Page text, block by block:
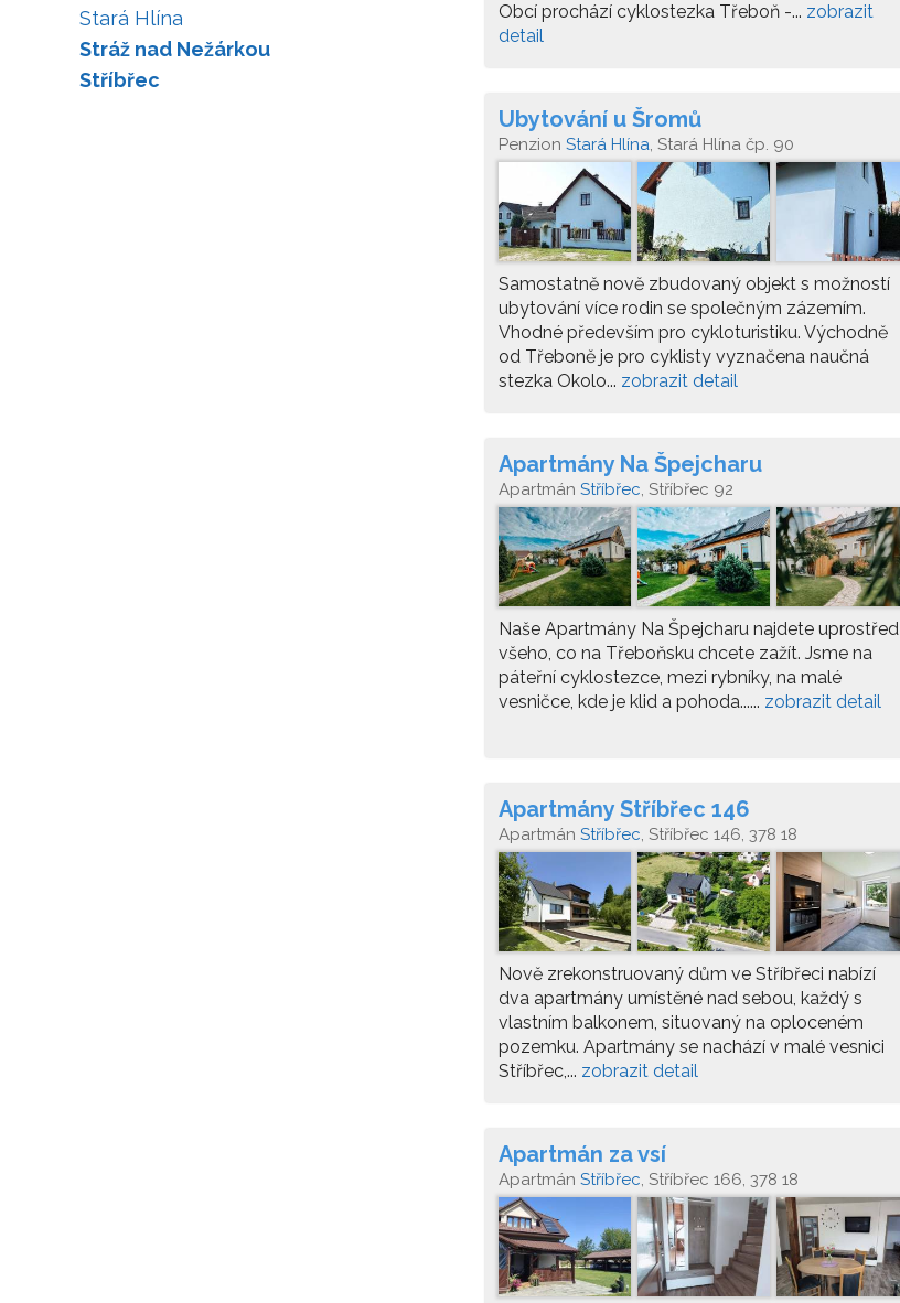
Obcí prochází cyklostezka Třeboň -... zobrazit
detail
Ubytování u Šromů
Penzion Stará Hlína, Stará Hlína čp. 90
Samostatně nově zbudovaný objekt s možností
ubytování více rodin se společným zázemím.
Vhodné především pro cykloturistiku. Východně
od Třeboně je pro cyklisty vyznačena naučná
stezka Okolo... zobrazit detail
Apartmány Na Špejcharu
Apartmán Stříbřec, Stříbřec 92
Naše Apartmány Na Špejcharu najdete uprostřed
všeho, co na Třeboňsku chcete zažít. Jsme na
páteřní cyklostezce, mezi rybníky, na malé
vesničce, kde je klid a pohoda...... zobrazit detail
Apartmány Stříbřec 146
Apartmán Stříbřec, Stříbřec 146, 378 18
Nově zrekonstruovaný dům ve Stříbřeci nabízí
dva apartmány umístěné nad sebou, každý s
vlastním balkonem, situovaný na oploceném
pozemku. Apartmány se nachází v malé vesnici
Stříbřec,... zobrazit detail
Apartmán za vsí
Apartmán Stříbřec, Stříbřec 166, 378 18
Stará Hlína
Stráž nad Nežárkou
Stříbřec